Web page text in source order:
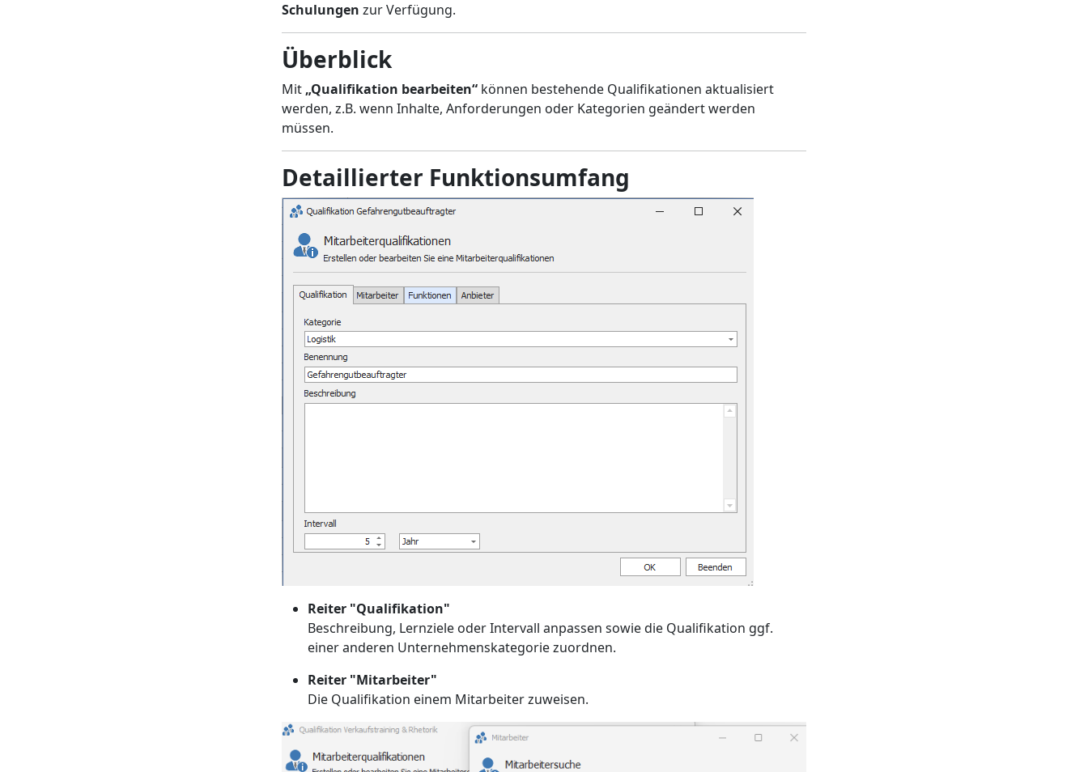
Schulungen zur Verfügung.
Überblick
Mit „Qualifikation bearbeiten“ können bestehende Qualifikationen aktualisiert
werden, z.B. wenn Inhalte, Anforderungen oder Kategorien geändert werden
müssen.
Detaillierter Funktionsumfang
Reiter "Qualifikation"
Beschreibung, Lernziele oder Intervall anpassen sowiedie Qualifikation ggf.
einer anderen Unternehmenskategorie zuordnen.
Reiter "Mitarbeiter"
Die Qualifikation einem Mitarbeiter zuweisen.